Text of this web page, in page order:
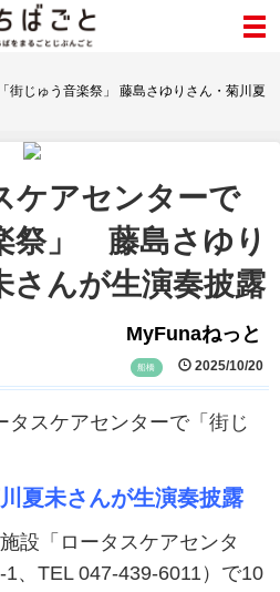
街じゅう音楽祭」 藤島さゆりさん・菊川夏
ケアセンターで
祭」 藤島さゆり
さんが生演奏披露
MyFunaねっと
船橋 2025/10/20
タスケアセンターで「街じ
夏未さんが生演奏披露
設「ロータスケアセンタ
、TEL 047‑439‑6011）で10